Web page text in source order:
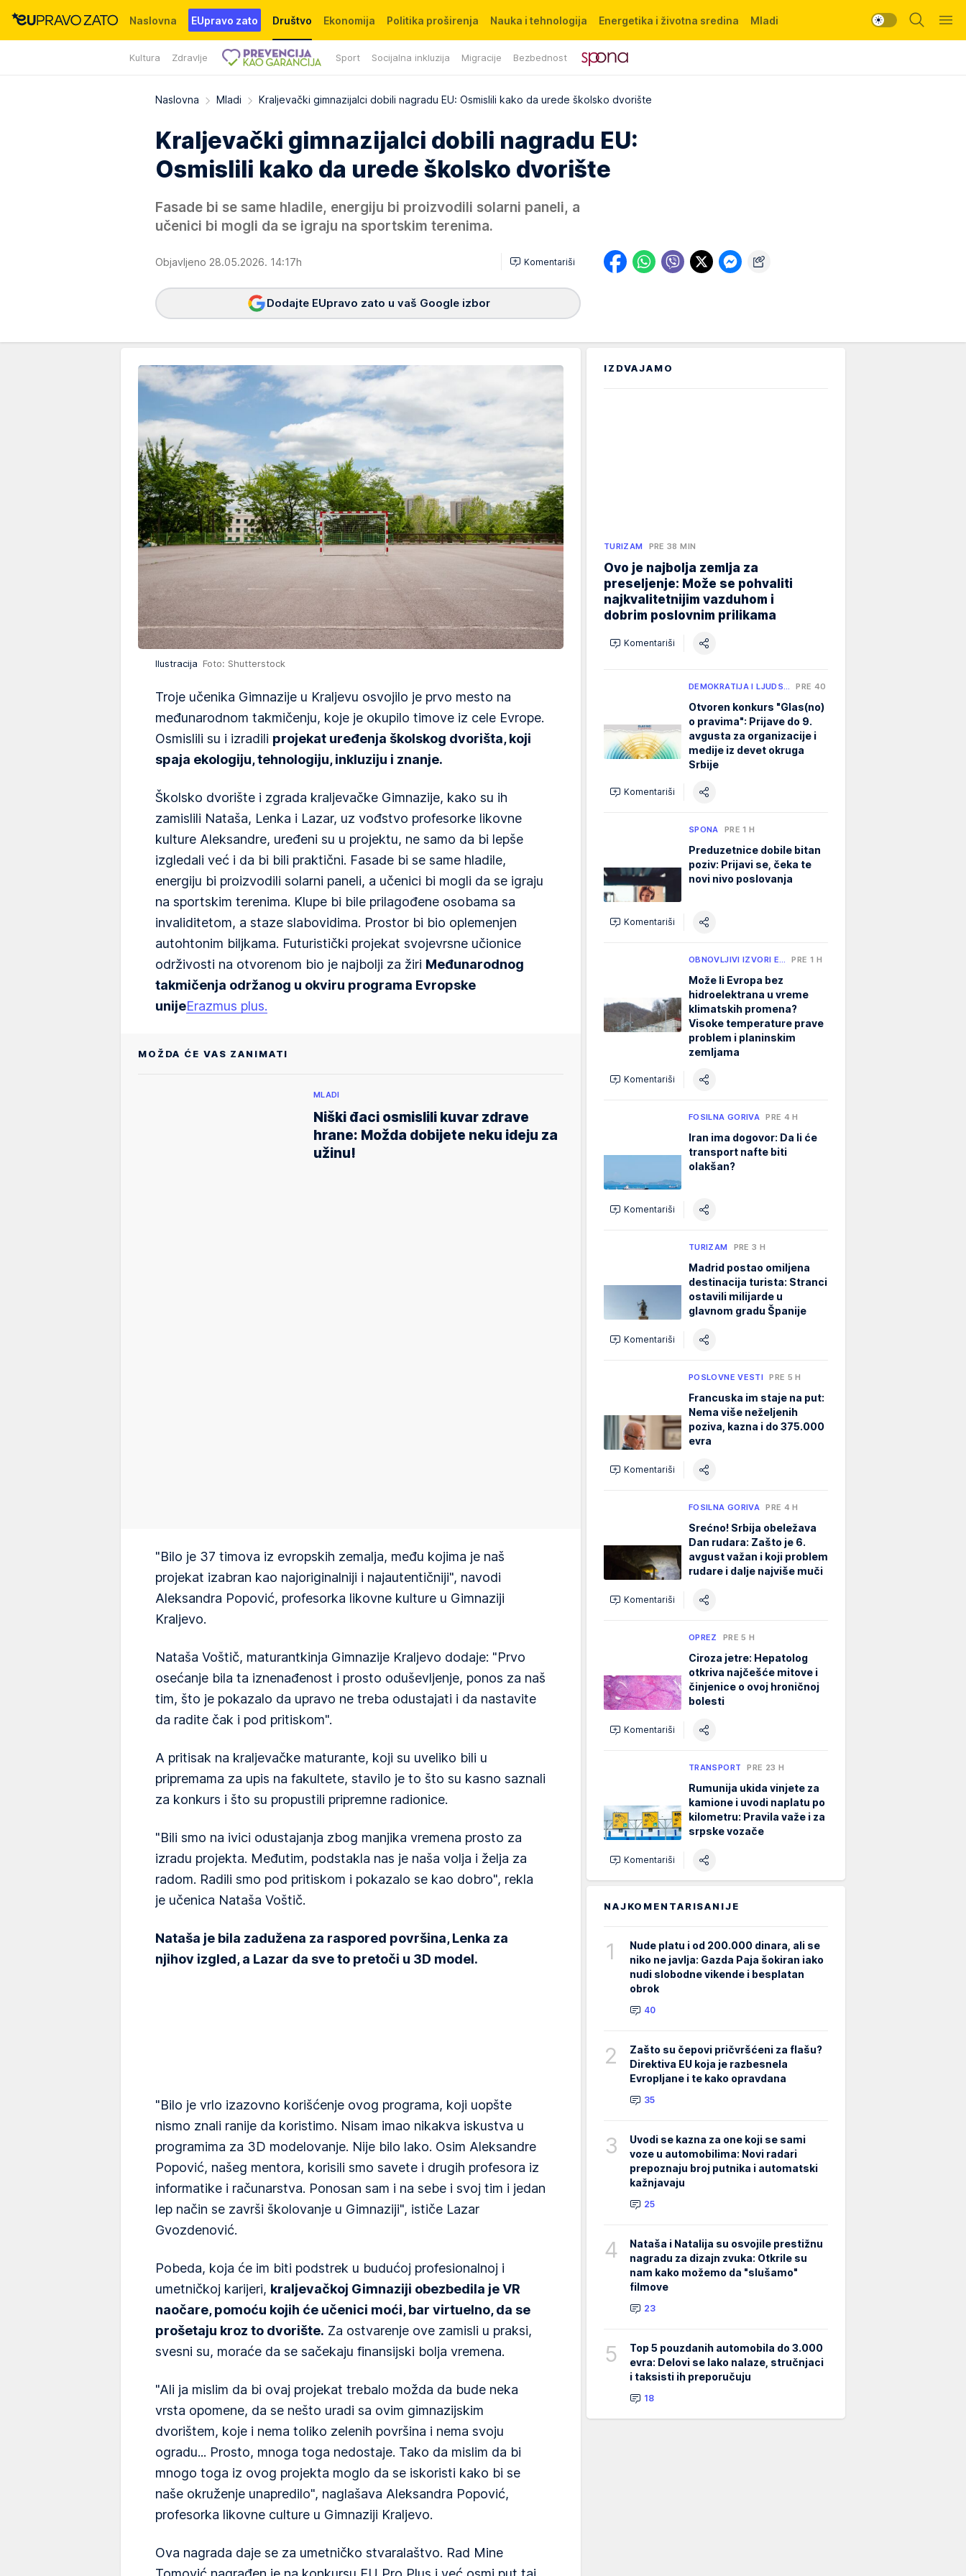
Naslovna EUpravo zato Društvo
Kultura Zdravlje Sport Socijalna inkluzija Migracije Bezbednost
Ekonomija Politika proširenja Nauka i tehnologija Energetika i životna sredina Mladi
Događaji News WMG fondacija
Naslovna Mladi Kraljevački gimnazijalci dobili nagradu EU: Osmislili kako da urede školsko dvorište
Kraljevački gimnazijalci dobili nagradu EU:
Osmislili kako da urede školsko dvorište
Fasade bi se same hladile, energiju bi proizvodili solarni paneli, a
učenici bi mogli da se igraju na sportskim terenima.
Objavljeno 28.05.2026. 14:17h Komentariši
Dodajte EUpravo zato u vaš Google izbor
Ilustracija Foto: Shutterstock
Troje učenika Gimnazije u Kraljevu osvojilo je prvo mesto na
međunarodnom takmičenju, koje je okupilo timove iz cele Evrope.
Osmislili su i izradili projekat uređenja školskog dvorišta, koji
spaja ekologiju, tehnologiju, inkluziju i znanje.
Školsko dvorište i zgrada kraljevačke Gimnazije, kako su ih
zamislili Nataša, Lenka i Lazar, uz vođstvo profesorke likovne
kulture Aleksandre, uređeni su u projektu, ne samo da bi lepše
izgledali već i da bi bili praktični. Fasade bi se same hladile,
energiju bi proizvodili solarni paneli, a učenici bi mogli da se igraju
na sportskim terenima. Klupe bi bile prilagođene osobama sa
invaliditetom, a staze slabovidima. Prostor bi bio oplemenjen
autohtonim biljkama. Futuristički projekat svojevrsne učionice
održivosti na otvorenom bio je najbolji za žiri Međunarodnog
takmičenja održanog u okviru programa Evropske
unijeErazmus plus.
MOŽDA ĆE VAS ZANIMATI
MLADI
Niški đaci osmislili kuvar zdrave
hrane: Možda dobijete neku ideju za
užinu!
"Bilo je 37 timova iz evropskih zemalja, među kojima je naš
projekat izabran kao najoriginalniji i najautentičniji", navodi
Aleksandra Popović, profesorka likovne kulture u Gimnaziji
Kraljevo.
Nataša Voštič, maturantkinja Gimnazije Kraljevo dodaje: "Prvo
osećanje bila ta iznenađenost i prosto oduševljenje, ponos za naš
tim, što je pokazalo da upravo ne treba odustajati i da nastavite
da radite čak i pod pritiskom".
A pritisak na kraljevačke maturante, koji su uveliko bili u
pripremama za upis na fakultete, stavilo je to što su kasno saznali
za konkurs i što su propustili pripremne radionice.
"Bili smo na ivici odustajanja zbog manjika vremena prosto za
izradu projekta. Međutim, podstakla nas je naša volja i želja za
radom. Radili smo pod pritiskom i pokazalo se kao dobro", rekla
je učenica Nataša Voštič.
Nataša je bila zadužena za raspored površina, Lenka za
njihov izgled, a Lazar da sve to pretoči u 3D model.
"Bilo je vrlo izazovno korišćenje ovog programa, koji uopšte
nismo znali ranije da koristimo. Nisam imao nikakva iskustva u
programima za 3D modelovanje. Nije bilo lako. Osim Aleksandre
Popović, našeg mentora, korisili smo savete i drugih profesora iz
informatike i računarstva. Ponosan sam i na sebe i svoj tim i jedan
lep način se završi školovanje u Gimnaziji", ističe Lazar
Gvozdenović.
Pobeda, koja će im biti podstrek u budućoj profesionalnoj i
umetničkoj karijeri, kraljevačkoj Gimnaziji obezbedila je VR
naočare, pomoću kojih će učenici moći, bar virtuelno, da se
prošetaju kroz to dvorište. Za ostvarenje ove zamisli u praksi,
svesni su, moraće da se sačekaju finansijski bolja vremena.
"Ali ja mislim da bi ovaj projekat trebalo možda da bude neka
vrsta opomene, da se nešto uradi sa ovim gimnazijskim
dvorištem, koje i nema toliko zelenih površina i nema svoju
ogradu... Prosto, mnoga toga nedostaje. Tako da mislim da bi
mnogo toga iz ovog projekta moglo da se iskoristi kako bi se
naše okruženje unapredilo", naglašava Aleksandra Popović,
profesorka likovne culture u Gimnaziji Kraljevo.
Ova nagrada daje se za umetničko stvaralaštvo. Rad Mine
IZDVAJAMO
TURIZAM PRE 38 MIN
Ovo je najbolja zemlja za
preseljenje: Može se pohvaliti
najkvalitetnijim vazduhom i
dobrim poslovnim prilikama
Komentariši
DEMOKRATIJA I LJUDS… PRE 40 MIN
Otvoren konkurs "Glas(no)
o pravima": Prijave do 9.
avgusta za organizacije i
medije iz devet okruga
Srbije
Komentariši
SPONA PRE 1 H
Preduzetnice dobile bitan
poziv: Prijavi se, čeka te
novi nivo poslovanja
Komentariši
OBNOVLJIVI IZVORI E… PRE 1 H
Može li Evropa bez
hidroelektrana u vreme
klimatskih promena?
Visoke temperature prave
problem i planinskim
zemljama
Komentariši
FOSILNA GORIVA PRE 4 H
Iran ima dogovor: Da li će
transport nafte biti
olakšan?
Komentariši
TURIZAM PRE 3 H
Madrid postao omiljena
destinacija turista: Stranci
ostavili milijarde u
glavnom gradu Španije
Komentariši
POSLOVNE VESTI PRE 5 H
Francuska im staje na put:
Nema više neželjenih
poziva, kazna i do 375.000
evra
Komentariši
FOSILNA GORIVA PRE 4 H
Srećno! Srbija obeležava
Dan rudara: Zašto je 6.
avgust važan i koji problem
rudare i dalje najviše muči
Komentariši
OPREZ PRE 5 H
Ciroza jetre: Hepatolog
otkriva najčešće mitove i
činjenice o ovoj hroničnoj
bolesti
Komentariši
TRANSPORT PRE 23 H
Rumunija ukida vinjete za
kamione i uvodi naplatu po
kilometru: Pravila važe i za
srpske vozače
Komentariši
NAJKOMENTARISANIJE
1
Nude platu i od 200.000 dinara, ali se
niko ne javlja: Gazda Paja šokiran iako
nudi slobodne vikende i besplatan
obrok
40
2
Zašto su čepovi pričvršćeni za flašu?
Direktiva EU koja je razbesnela
Evropljane i te kako opravdana
35
3
Uvodi se kazna za one koji se sami
voze u automobilima: Novi radari
prepoznaju broj putnika i automatski
kažnjavaju
25
4
Nataša i Natalija su osvojile prestižnu
nagradu za dizajn zvuka: Otkrile su
nam kako možemo da "slušamo"
filmove
23
5
Top 5 pouzdanih automobila do 3.000
evra: Delovi se lako nalaze, stručnjaci
i taksisti ih preporučuju
18